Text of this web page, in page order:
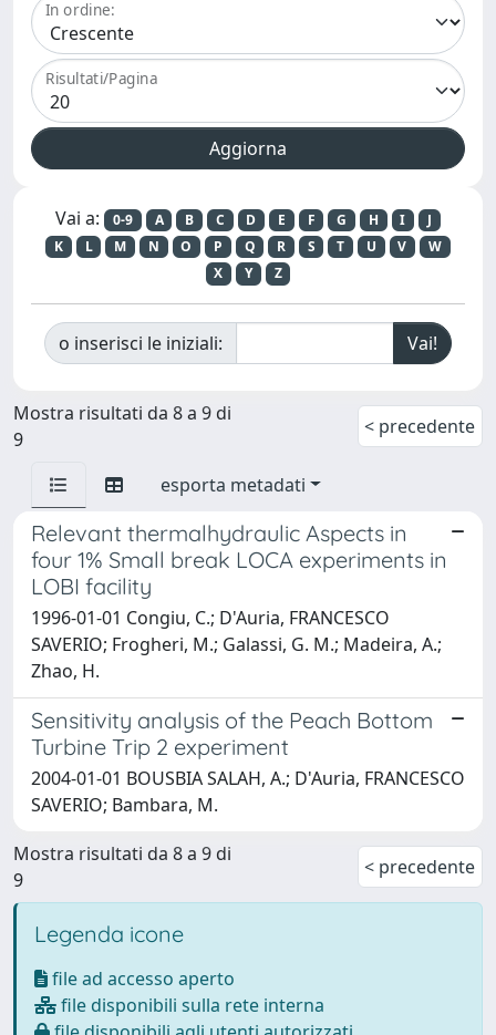
In ordine:
Risultati/Pagina
Vai a: 0-9 A B C D E F G H I
J
K
L M N O P Q R S T U V
W
X
Y Z
o inserisci le iniziali:
Mostra risultati da 8 a 9 di
9
< precedente
esporta metadati
Relevant thermalhydraulic Aspects in
four 1% Small break LOCA experiments in
LOBI facility
1996-01-01 Congiu, C.; D'Auria, FRANCESCO
SAVERIO; Frogheri, M.; Galassi, G. M.; Madeira, A.;
Zhao, H.
Sensitivity analysis of the Peach Bottom
Turbine Trip 2 experiment
2004-01-01 BOUSBIA SALAH, A.; D'Auria, FRANCESCO
SAVERIO; Bambara, M.
Mostra risultati da 8 a 9 di
9
< precedente
Legenda icone
file ad accesso aperto
file disponibili sulla rete interna